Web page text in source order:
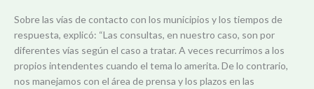
Sobre las vías de contacto con los municipios y los tiempos de
respuesta, explicó: “Las consultas, en nuestro caso, son por
diferentes vías según el caso a tratar. A veces recurrimos a los
propios intendentes cuando el tema lo amerita. De lo contrario,
nos manejamos con el área de prensa y los plazos en las